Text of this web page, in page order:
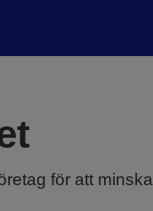
för att minska